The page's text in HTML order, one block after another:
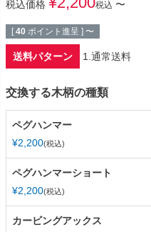
税込価格 税込 〜
[ 40 ポイント進呈 ] 〜
送料パターン 1.通常送料
交換する木柄の種類
ペグハンマー
¥2,200 税込
ペグハンマーショート
¥2,200 税込
カービングアックス